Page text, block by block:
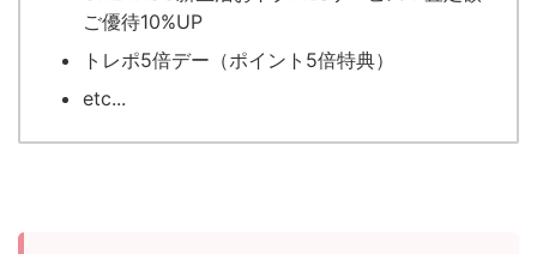
ご優待10%UP
トレポ5倍デー（ポイント5倍特典）
etc...